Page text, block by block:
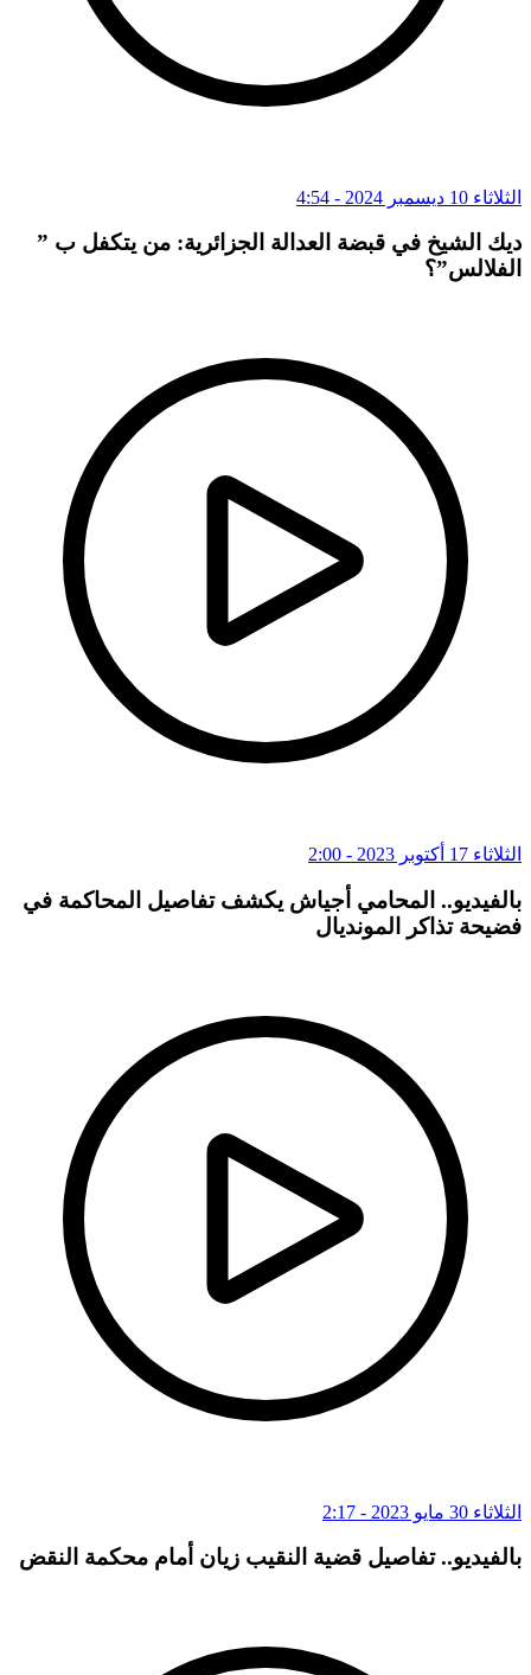
الثلاثاء 10 ديسمبر 2024 - 4:54
ديك الشيخ في قبضة العدالة الجزائرية: من يتكفل ب ”
الفلالس”؟
الثلاثاء 17 أكتوبر 2023 - 2:00
بالفيديو.. المحامي أجياش يكشف تفاصيل المحاكمة في
فضيحة تذاكر المونديال
الثلاثاء 30 مايو 2023 - 2:17
بالفيديو.. تفاصيل قضية النقيب زيان أمام محكمة النقض